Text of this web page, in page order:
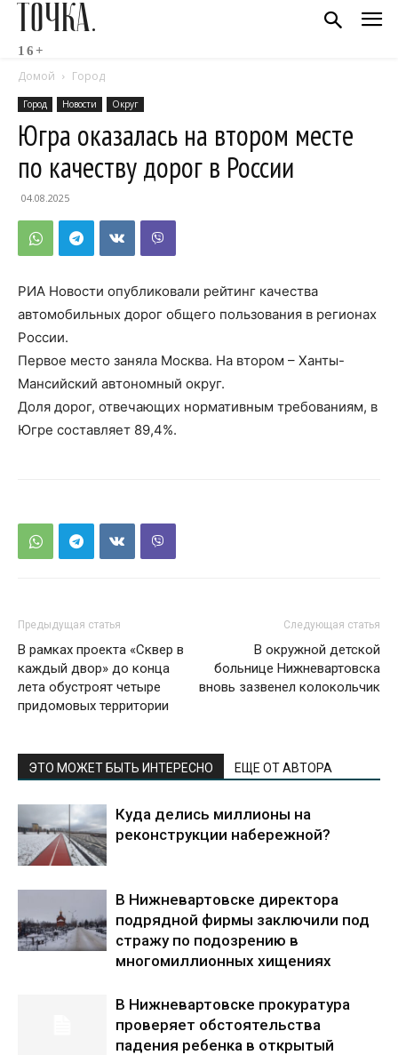
ТОЧКА.
16+
Домой Город
Город Новости Округ
Югра оказалась на втором месте
по качеству дорог в России
04.08.2025
РИА Новости опубликовали рейтинг качества
автомобильных дорог общего пользования в регионах
России.
Первое место заняла Москва. На втором – Ханты-
Мансийский автономный округ.
Доля дорог, отвечающих нормативным требованиям, в
Югре составляет 89,4%.
Предыдущая статья
В рамках проекта «Сквер в
каждый двор» до конца
лета обустроят четыре
придомовых территории
Следующая статья
В окружной детской
больнице Нижневартовска
вновь зазвенел колокольчик
ЭТО МОЖЕТ БЫТЬ ИНТЕРЕСНО ЕЩЕ ОТ АВТОРА
Куда делись миллионы на
реконструкции набережной?
В Нижневартовске директора
подрядной фирмы заключили под
стражу по подозрению в
многомиллионных хищениях
В Нижневартовске прокуратура
проверяет обстоятельства
падения ребенка в открытый